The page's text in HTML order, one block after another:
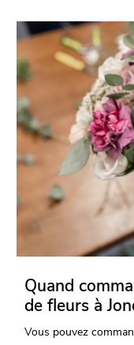
Quand
de fleurs à
Vous pouvez